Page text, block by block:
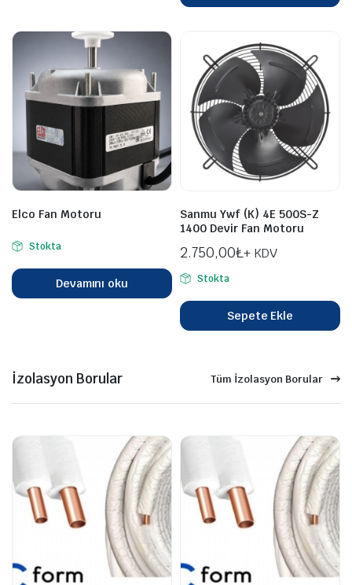
Elco Fan Motoru
Stokta
Devamını oku
Sanmu Ywf (K) 4E 500S-Z
1400 Devir Fan Motoru
2.750,00₺+ KDV
Stokta
Sepete Ekle
İzolasyon Borular Tüm İzolasyon Borular